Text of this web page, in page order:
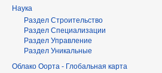
Наука
Раздел Строительство
Раздел Специализации
Раздел Управление
Раздел Уникальные
Облако Оорта - Глобальная карта